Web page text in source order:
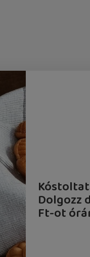
Dolgozz
Ft-ot